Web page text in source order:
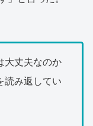
大丈夫なのか
読み返してい